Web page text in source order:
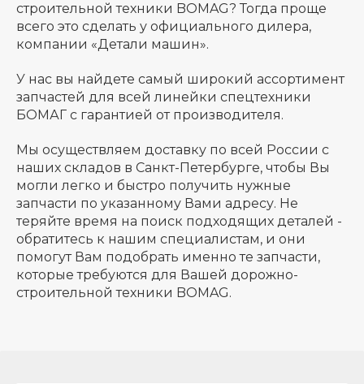
строительной техники BOMAG? Тогда проще
всего это сделать у официального дилера,
компании «Детали машин».
У нас вы найдете самый широкий ассортимент
запчастей для всей линейки спецтехники
БОМАГ с гарантией от производителя.
Мы осуществляем доставку по всей России с
наших складов в Санкт-Петербурге, чтобы Вы
могли легко и быстро получить нужные
запчасти по указанному Вами адресу. Не
теряйте время на поиск подходящих деталей -
обратитесь к нашим специалистам, и они
помогут Вам подобрать именно те запчасти,
которые требуются для Вашей дорожно-
строительной техники BOMAG.